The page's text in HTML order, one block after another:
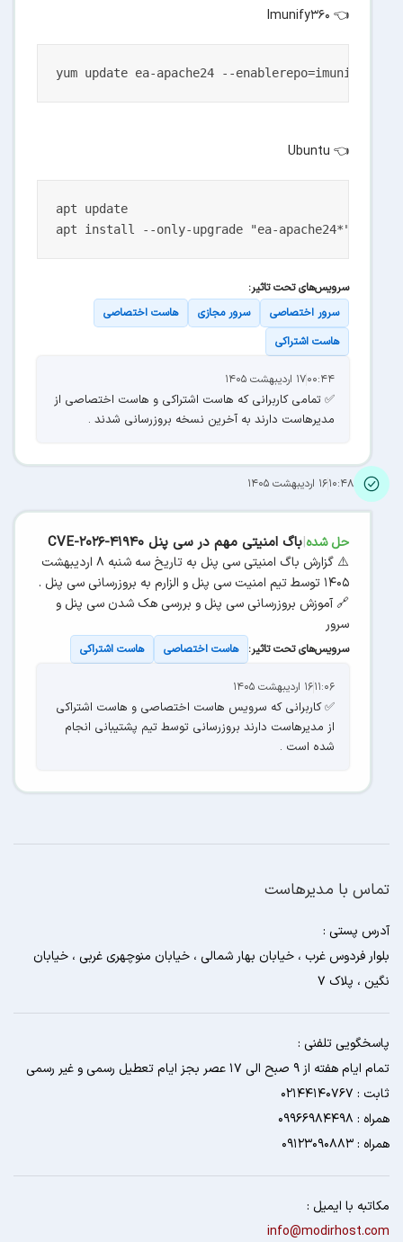
👈 Imunify360
👈 Ubuntu
apt update
سرویس‌های تحت تاثیر:
سرور اختصاصی
سرور مجازی
هاست اختصاصی
هاست اشتراکی
۰۰:۴۴۱۷ اردیبهشت ۱۴۰۵
✅ تمامی کاربرانی که هاست اشتراکی و هاست اختصاصی از
مدیرهاست دارند به آخرین نسخه بروزرسانی شدند .
۱۰:۴۸۱۶ اردیبهشت ۱۴۰۵
حل شده|باگ امنیتی مهم در سی پنل CVE-2026-41940
⚠️ گزارش باگ امنیتی سی پنل به تاریخ سه شنبه ۸ اردیبهشت
۱۴۰۵ توسط تیم امنیت سی پنل و الزارم به بروزرسانی سی پنل .
🔗 آموزش بروزرسانی سی پنل و بررسی هک شدن سی پنل و
سرور
سرویس‌های تحت تاثیر: هاست اختصاصی هاست اشتراکی
۱۱:۰۶۱۶ اردیبهشت ۱۴۰۵
✅ کاربرانی که سرویس هاست اختصاصی و هاست اشتراکی
از مدیرهاست دارند بروزرسانی توسط تیم پشتیبانی انجام
شده است .
تماس با مدیرهاست
آدرس پستی :
بلوار فردوس غرب ، خیابان بهار شمالی ، خیابان منوچهری غربی ، خیابان
نگین ، پلاک 7
پاسخگویی تلفنی :
تمام ایام هفته از 9 صبح الی 17 عصر بجز ایام تعطیل رسمی و غیر رسمی
ثابت : 02144140767
همراه : 09966984498
همراه : 09123090883
مکاتبه با ایمیل :
info@modirhost.com